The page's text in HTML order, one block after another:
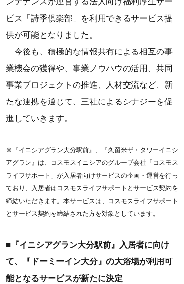
ビス「詩季倶楽部」を利用できるサービス提
供が可能となりました。
今後も、積極的な情報共有による相互の事
業機会の獲得や、事業ノウハウの活用、共同
事業プロジェクトの推進、人材交流など、新
たな連携を通じて、三社によるシナジーを促
進していきます。
※『イニシアグラン大分駅前』、『久留米ザ・タワーイニシ
アグラン』は、コスモスイニシアのグループ会社「コスモス
ライフサポート」が入居者向けサービスの企画・運営を行っ
ており、入居者はコスモスライフサポートとサービス契約を
締結いただきます。本サービスは、コスモスライフサポート
とサービス契約を締結された方を対象としています。
■『イニシアグラン大分駅前』入居者に向け
て、『ドーミーイン大分』の大浴場が利用可
能となるサービスが新たに決定